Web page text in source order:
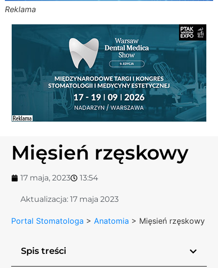
Reklama
Mięsień rzęskowy
17 maja, 2023 13:54
Aktualizacja:17 maja 2023
Portal Stomatologa >Anatomia > Mięsień rzęskowy
Spis treści